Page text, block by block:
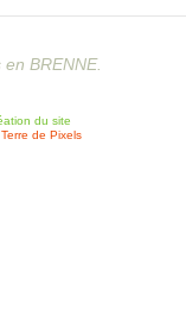
BRENNE.
du site
Terre de Pixels